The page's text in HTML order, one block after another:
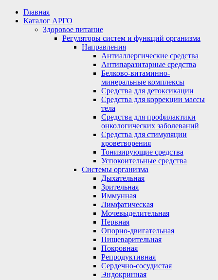
Главная
Каталог АРГО
Здоровое питание
Регуляторы систем и функций организма
Направления
Антиаллергические средства
Антипаразитарные средства
Белково-витаминно-
минеральные комплексы
Средства для детоксикации
Средства для коррекции массы
тела
Средства для профилактики
онкологических заболеваний
Средства для стимуляции
кроветворения
Тонизирующие средства
Успокоительные средства
Системы организма
Дыхательная
Зрительная
Иммунная
Лимфатическая
Мочевыделительная
Нервная
Опорно-двигательная
Пищеварительная
Покровная
Репродуктивная
Сердечно-сосудистая
Эндокринная